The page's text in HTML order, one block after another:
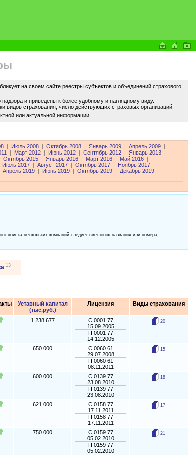
на своем сайте реестры субъектов и объединений страхового
и приведены к более удобному и наглядному виду.
видов страхования, число действующих страховых организаций.
или актуальной информации.
Июль 2008 Октябрь 2008 Январь 2009 Апрель 2009
Март 2012 Июнь 2012 Сентябрь 2012 Январь 2013
Октябрь 2015 Январь 2016 Март 2016 Май 2016
Июль 2017 Август 2017 Октябрь 2017 Ноябрь 2017
Апрель 2019 Июнь 2019 Октябрь 2019 Декабрь 2019
поиска нескольких компаний следует ввести их названия или номера,
13
Уставный капитал
(тыс.руб.)
Лицензия Виды страхования
1 238 677
С 0001 77
15.09.2005
П 0001 77
14.12.2005
20
650 000
С 0060 61
29.07.2008
П 0060 61
08.11.2011
15
600 000
С 0139 77
23.08.2010
П 0139 77
23.08.2010
18
621 000
С 0158 77
17.11.2011
П 0158 77
17.11.2011
17
750 000
С 0159 77
05.02.2010
П 0159 77
05.02.2010
21